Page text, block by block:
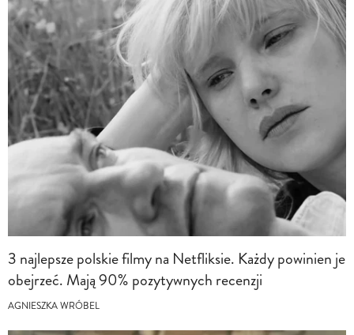
3 najlepsze polskie filmy na Netfliksie. Każdy powinien je
obejrzeć. Mają 90% pozytywnych recenzji
AGNIESZKA WRÓBEL